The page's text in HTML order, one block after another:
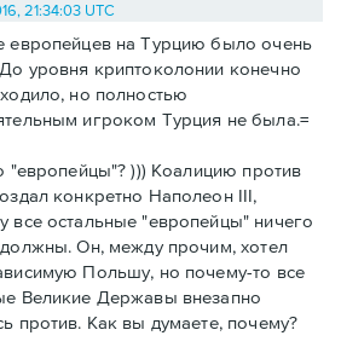
21:34:03 UTC
европейцев на Турцию было очень
уровня криптоколонии конечно
но полностью
игроком Турция не была.=
"европейцы"? ))) Коалицию против
конкретно Наполеон III,
все остальные "европейцы" ничего
Он, между прочим, хотел
Польшу, но почему-то все
Великие Державы внезапно
против. Как вы думаете, почему?